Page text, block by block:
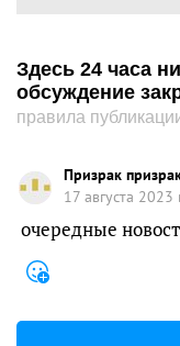
Здесь 24 часа
обсуждение
правила
Призрак
17 августа 2023
очередные